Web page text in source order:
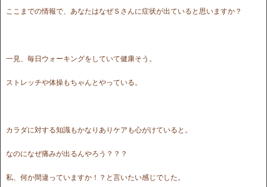
ここまでの情報で、あなたはなぜＳさんに症状が出ていると思いますか？
一見、毎日ウォーキングをしていて健康そう。
ストレッチや体操もちゃんとやっている。
カラダに対する知識もかなりありケアも心がけていると。
なのになぜ痛みが出るんやろう？？？
私、何か間違っていますか！？と言いたい感じでした。